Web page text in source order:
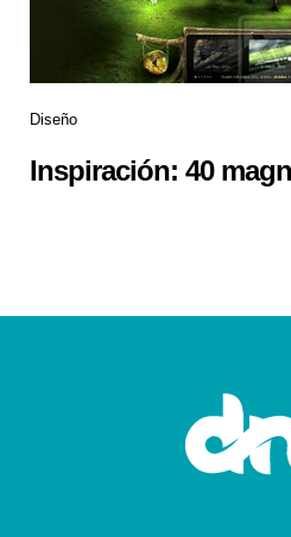
Diseño
Inspiración: 40